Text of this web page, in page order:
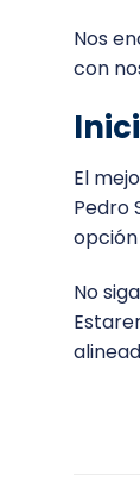
Nos
con
El
Pedro
No